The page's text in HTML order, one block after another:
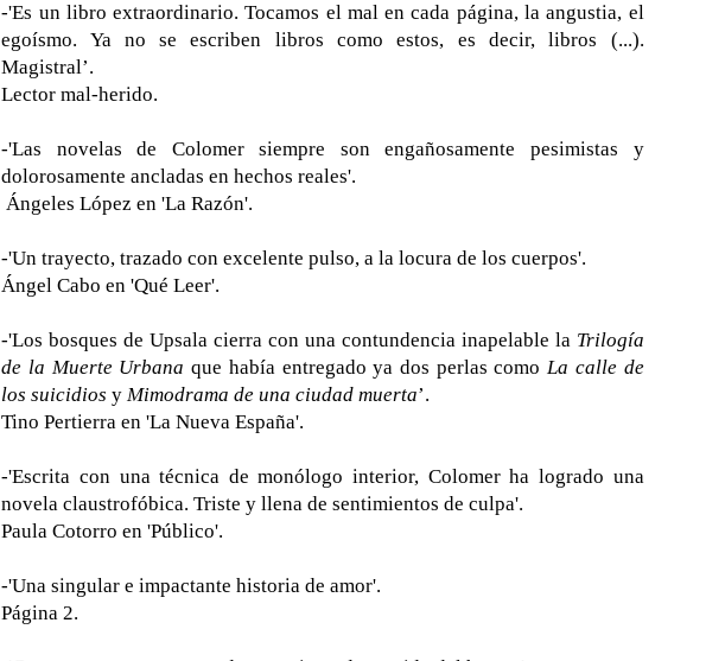
-'Es un libro extraordinario. Tocamos el mal en cada página, la angustia, el
egoísmo. Ya no se escriben libros como estos, es decir, libros (...).
Magistral’.
Lector mal-herido.
-'Las novelas de Colomer siempre son engañosamente pesimistas y
dolorosamente ancladas en hechos reales'.
Ángeles López en 'La Razón'.
-'Un trayecto, trazado con excelente pulso, a la locura de los cuerpos'.
Ángel Cabo en 'Qué Leer'.
-'Los bosques de Upsala cierra con una contundencia inapelable la Trilogía
de la Muerte Urbana que había entregado ya dos perlas comoLa calle de
los suicidios yMimodrama de una ciudad muerta’.
Tino Pertierra en 'La Nueva España'.
-'Escrita con una técnica de monólogo interior, Colomer ha logrado una
novela claustrofóbica. Triste y llena de sentimientos de culpa'.
Paula Cotorro en 'Público'.
-'Una singular e impactante historia de amor'.
Página 2.